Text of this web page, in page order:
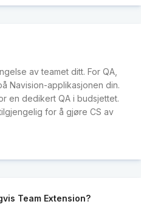
av teamet ditt. For QA,
Navision-applikasjonen din.
en dedikert QA i budsjettet.
for å gjøre CS av
Team Extension?